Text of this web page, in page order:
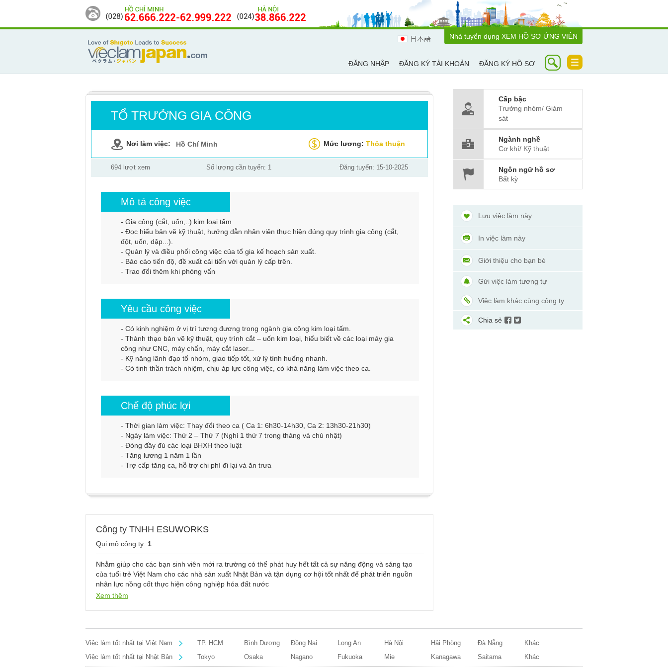
日本語 Nhà tuyển dụng XEM HỒ SƠ ỨNG VIÊN
ĐĂNG NHẬP ĐĂNG KÝ TÀI KHOẢN ĐĂNG KÝ HỒ SƠ
Toggle
navigation
TỔ TRƯỞNG GIA CÔNG
Nơi làm việc: Hồ Chí Minh Mức lương: Thỏa thuận
694 lượt xem Số lượng cần tuyển: 1 Đăng tuyển: 15-10-2025
Mô tả công việc
- Gia công (cắt, uốn,..) kim loại tấm
- Đọc hiểu bản vẽ kỹ thuật, hướng dẫn nhân viên thực hiện đúng quy trình gia công (cắt,
đột, uốn, dập...).
- Quản lý và điều phối công việc của tổ gia kế hoạch sản xuất.
- Báo cáo tiến độ, đề xuất cải tiến với quản lý cấp trên.
- Trao đổi thêm khi phỏng vấn
Yêu cầu công việc
- Có kinh nghiệm ở vị trí tương đương trong ngành gia công kim loại tấm.
- Thành thạo bản vẽ kỹ thuật, quy trình cắt – uốn kim loại, hiểu biết về các loại máy gia
công như CNC, máy chấn, máy cắt laser...
- Kỹ năng lãnh đạo tổ nhóm, giao tiếp tốt, xử lý tình huống nhanh.
- Có tinh thần trách nhiệm, chịu áp lực công việc, có khả năng làm việc theo ca.
Chế độ phúc lợi
- Thời gian làm việc: Thay đổi theo ca ( Ca 1: 6h30-14h30, Ca 2: 13h30-21h30)
- Ngày làm việc: Thứ 2 – Thứ 7 (Nghỉ 1 thứ 7 trong tháng và chủ nhật)
- Đóng đầy đủ các loại BHXH theo luật
- Tăng lương 1 năm 1 lần
- Trợ cấp tăng ca, hỗ trợ chi phí đi lại và ăn trưa
Cấp bậc
Trưởng nhóm/ Giám
sát
Ngành nghề
Cơ khí/ Kỹ thuật
Ngôn ngữ hồ sơ
Bất kỳ
Lưu việc làm này
In việc làm này
Giới thiệu cho bạn bè
Gửi việc làm tương tự
Việc làm khác cùng công ty
Chia sẻ
Công ty TNHH ESUWORKS
Qui mô công ty: 1
Nhằm giúp cho các bạn sinh viên mới ra trường có thể phát huy hết tất cả sự năng động và sáng tạo
của tuổi trẻ Việt Nam cho các nhà sản xuất Nhật Bản và tận dụng cơ hội tốt nhất để phát triển nguồn
nhân lực nồng cốt thực hiện công nghiệp hóa đất nước
Xem thêm
Việc làm tốt nhất tại Việt Nam TP. HCM Bình Dương Đồng Nai Long An Hà Nội Hải Phòng Đà Nẵng
Khác
Việc làm tốt nhất tại Nhật Bản
Tokyo Osaka Nagano Fukuoka Mie Kanagawa Saitama Khác